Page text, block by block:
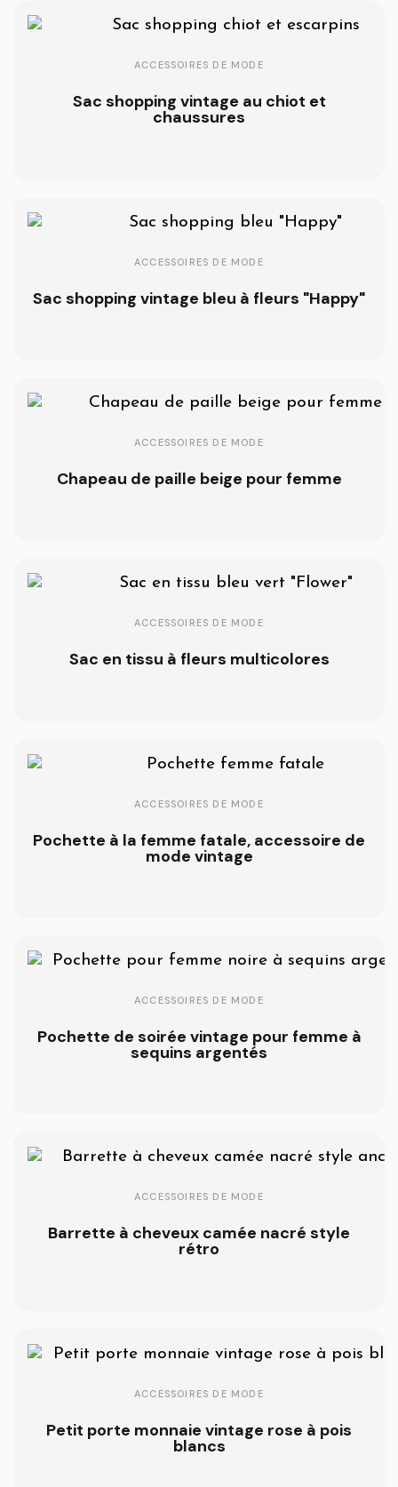
ACCESSOIRES DE MODE
Sac shopping vintage au chiot et
chaussures
ACCESSOIRES DE MODE
Sac shopping vintage bleu à fleurs "Happy"
ACCESSOIRES DE MODE
Chapeau de paille beige pour femme
ACCESSOIRES DE MODE
Sac en tissu à fleurs multicolores
ACCESSOIRES DE MODE
Pochette à la femme fatale, accessoire de
mode vintage
ACCESSOIRES DE MODE
Pochette de soirée vintage pour femme à
sequins argentés
ACCESSOIRES DE MODE
Barrette à cheveux camée nacré style
rétro
ACCESSOIRES DE MODE
Petit porte monnaie vintage rose à pois
blancs